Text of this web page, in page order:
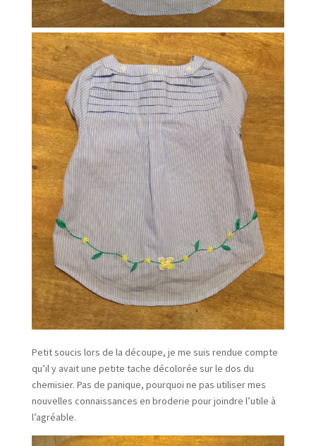
Petit soucis lors de la découpe, je me suis rendue compte
qu’il y avait une petite tache décolorée sur le dos du
chemisier. Pas de panique, pourquoi ne pas utiliser mes
nouvelles connaissances en broderie pour joindre l’utile à
l’agréable.